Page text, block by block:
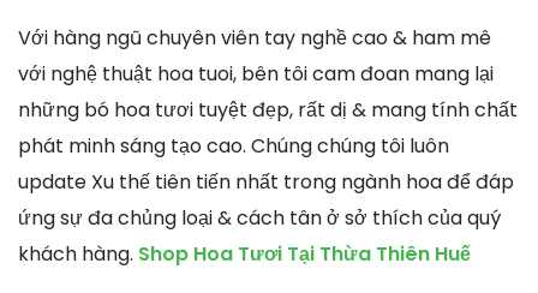
Với hàng ngũ chuyên viên tay nghề cao & ham mê
với nghệ thuật hoa tuoi, bên tôi cam đoan mang lại
những bó hoa tươi tuyệt đẹp, rất dị & mang tính chất
phát minh sáng tạo cao. Chúng chúng tôi luôn
update Xu thế tiên tiến nhất trong ngành hoa để đáp
ứng sự đa chủng loại & cách tân ở sở thích của quý
khách hàng. Shop Hoa Tươi Tại Thừa Thiên Huế